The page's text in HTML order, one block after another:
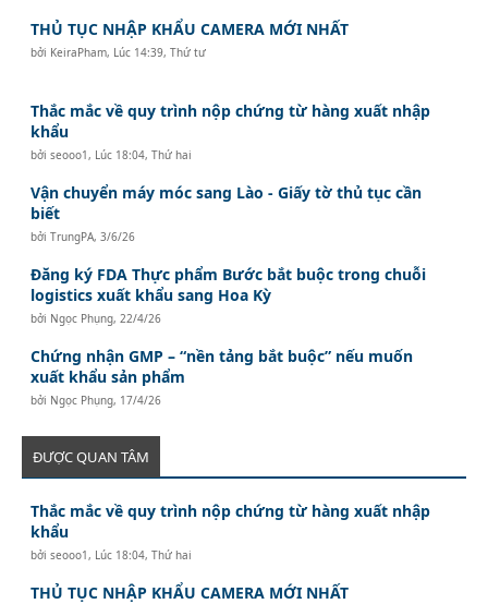
THỦ TỤC NHẬP KHẨU CAMERA MỚI NHẤT
bởi KeiraPham, Lúc 14:39, Thứ tư
Thắc mắc về quy trình nộp chứng từ hàng xuất nhập
khẩu
bởiseooo1 , Lúc 18:04, Thứ hai
Vận chuyển máy móc sang Lào - Giấy tờ thủ tục cần
biết
bởiTrungPA,3/6/26
Đăng ký FDA Thực phẩm Bước bắt buộc trong chuỗi
logistics xuất khẩu sang Hoa Kỳ
bởi Ngọc Phụng, 22/4/26
Chứng nhận GMP – “nền tảng bắt buộc” nếu muốn
xuất khẩu sản phẩm
bởi Ngọc Phụng, 17/4/26
ĐƯỢC QUAN TÂM
Thắc mắc về quy trình nộp chứng từ hàng xuất nhập
khẩu
bởiseooo1 , Lúc 18:04, Thứ hai
THỦ TỤC NHẬP KHẨU CAMERA MỚI NHẤT